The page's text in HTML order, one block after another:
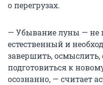
о перегрузах.
— Убывание луны — не
естественный и
завершить, осмыслить,
подготовиться к
осознанно, — считает